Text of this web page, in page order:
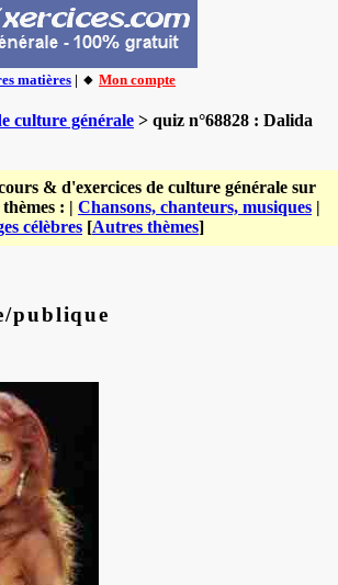
matières | 🔸 Mon compte
culture générale > quiz n°68828 : Dalida
& d'exercices de culture générale sur
thèmes : | Chansons, chanteurs, musiques |
célèbres [Autres thèmes]
publique